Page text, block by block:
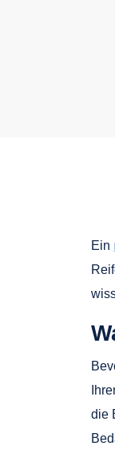
Ein
die